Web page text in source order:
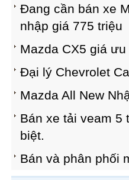
Đang cần bán xe
nhập giá 775 triệu
Mazda CX5 giá
Đại lý Chevrolet
Mazda All New
Bán xe tải veam 5
biệt.
Bán và phân phối